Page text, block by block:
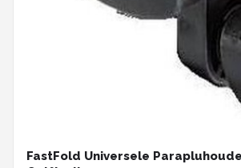
FastFold Universele